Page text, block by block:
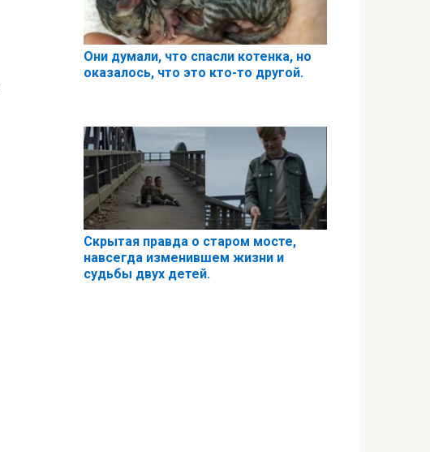
Они думали, что спасли котенка, но
оказалось, что это кто-то другой.
Скрытая правда о старом мосте,
навсегда изменившем жизни и
судьбы двух детей.